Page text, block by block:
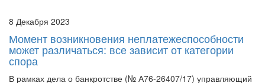
Момент возникновения неплатежеспособности
может различаться: все зависит от категории
спора